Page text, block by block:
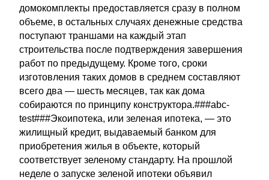
домокомплекты предоставляется сразу в полном
объеме, в остальных случаях денежные средства
поступают траншами на каждый этап
строительства после подтверждения завершения
работ по предыдущему. Кроме того, сроки
изготовления таких домов в среднем составляют
всего два — шесть месяцев, так как дома
собираются по принципу конструктора.###abc-
test###Экоипотека, или зеленая ипотека, — это
жилищный кредит, выдаваемый банком для
приобретения жилья в объекте, который
соответствует зеленому стандарту. На прошлой
неделе о запуске зеленой ипотеки объявил